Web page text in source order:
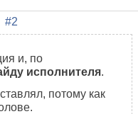
#2
и, по
исполнителя.
потому как